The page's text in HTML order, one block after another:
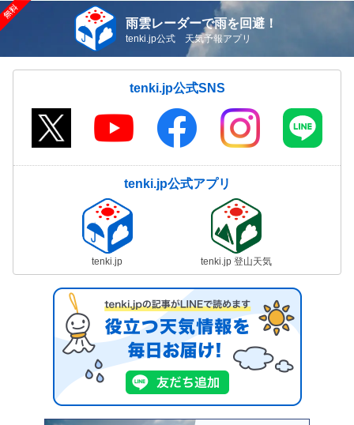
雨雲レーダーで雨を回避！
tenki.jp公式 天気予報アプリ
tenki.jp公式SNS
tenki.jp公式アプリ
tenki.jp tenki.jp 登山天気